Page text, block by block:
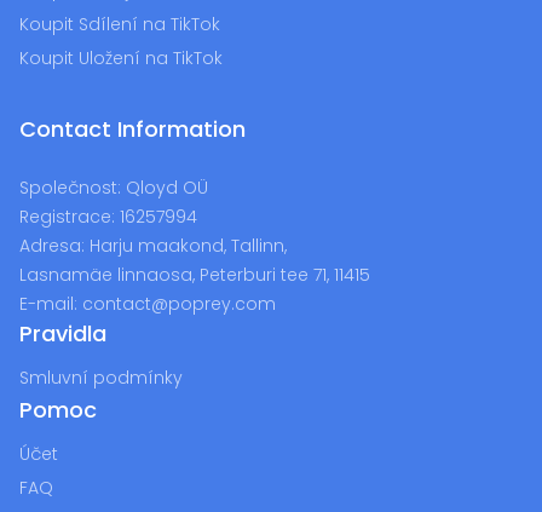
Koupit Sdílení na TikTok
Koupit Uložení na TikTok
Contact Information
Společnost: Qloyd OÜ
Registrace: 16257994
Adresa: Harju maakond, Tallinn,
Lasnamäe linnaosa, Peterburi tee 71, 11415
E-mail: contact@poprey.com
Pravidla
Smluvní podmínky
Pomoc
Účet
FAQ